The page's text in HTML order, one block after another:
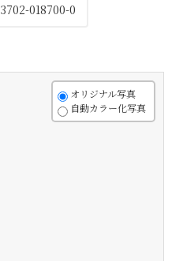
3702-018700-0
オリジナル写真
自動カラー化写真